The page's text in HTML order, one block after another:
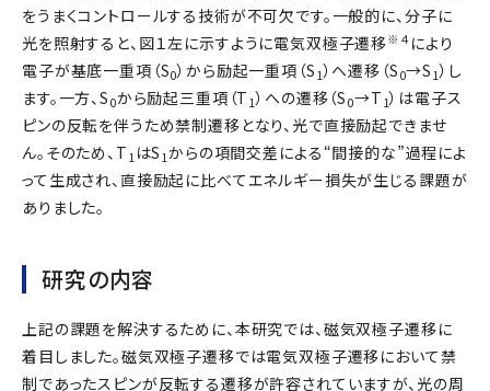
をうまくコントロールする技術が不可欠です。一般的に、分子に
光を照射すると、図１左に示すように電気双極子遷移※４ により
電子が基底一重項（S0）から励起一重項（S 1）へ遷移（S 0→S 1）し
ます。一方、S 0から励起三重項（T 1）への遷移（S 0→T 1）は電子ス
ピンの反転を伴うため禁制遷移となり、光で直接励起できませ
ん。そのため、T 1 はS 1からの項間交差による“間接的な”過程によ
って生成され、直接励起に比べてエネルギー損失が生じる課題が
ありました。
研究の内容
上記の課題を解決するために、本研究では、磁気双極子遷移に
着目しました。磁気双極子遷移では電気双極子遷移において禁
制であったスピンが反転する遷移が許容されていますが、光の周